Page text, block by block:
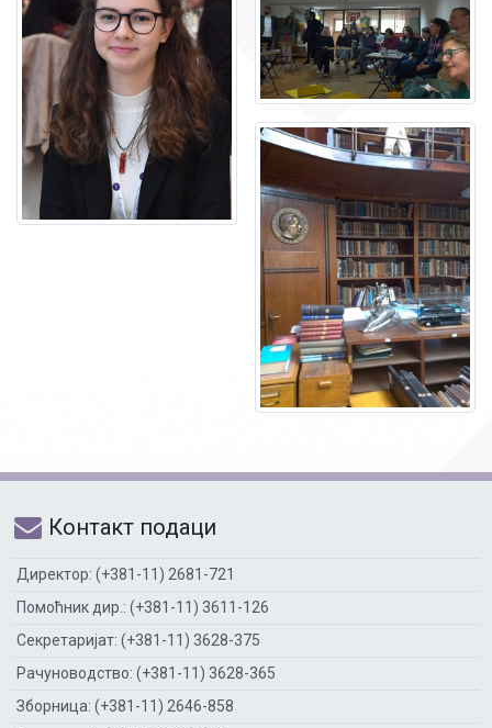
Контакт подаци
Директор: (+381-11) 2681-721
Помоћник дир.: (+381-11) 3611-126
Секретаријат: (+381-11) 3628-375
Рачуноводство: (+381-11) 3628-365
Зборница: (+381-11) 2646-858